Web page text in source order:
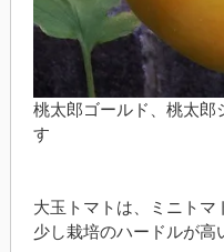
桃太郎ゴールド、桃太郎
す
大玉トマトは、ミニトマ
少し栽培のハードルが高